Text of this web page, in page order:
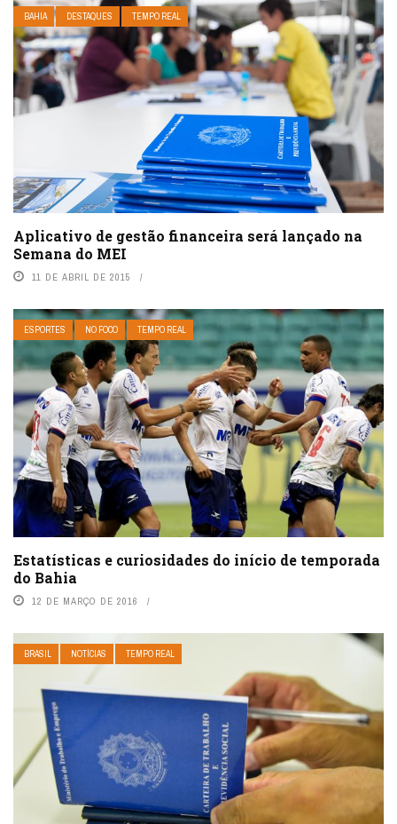
BAHIA DESTAQUES TEMPO REAL
Aplicativo de gestão financeira será lançado na
Semana do MEI
11 DE ABRIL DE 2015
ESPORTES NO FOCO TEMPO REAL
Estatísticas e curiosidades do início de temporada
do Bahia
12 DE MARÇO DE 2016
BRASIL NOTÍCIAS TEMPO REAL